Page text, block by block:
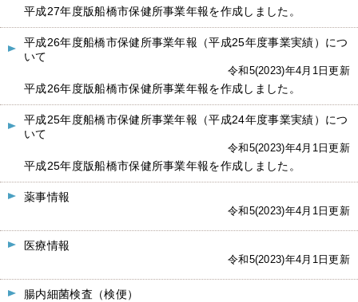
平成27年度版船橋市保健所事業年報を作成しました。
平成26年度船橋市保健所事業年報（平成25年度事業実績）につ
いて
令和5(2023)年4月1日更新
平成26年度版船橋市保健所事業年報を作成しました。
平成25年度船橋市保健所事業年報（平成24年度事業実績）につ
いて
令和5(2023)年4月1日更新
平成25年度版船橋市保健所事業年報を作成しました。
薬事情報
令和5(2023)年4月1日更新
医療情報
令和5(2023)年4月1日更新
腸内細菌検査（検便）